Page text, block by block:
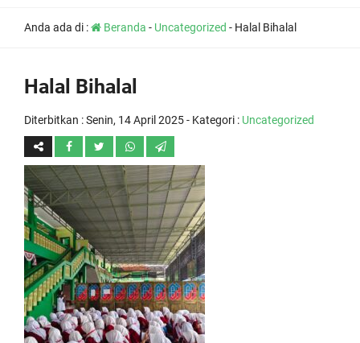
Anda ada di : Beranda - Uncategorized - Halal Bihalal
Halal Bihalal
Diterbitkan :Senin, 14 April 2025- Kategori : Uncategorized